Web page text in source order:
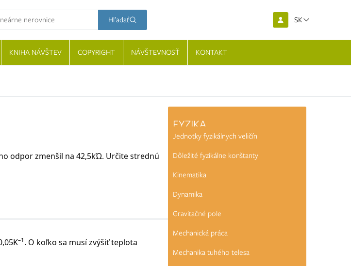
Hľadať SK
KNIHA NÁVŠTEV COPYRIGHT NÁVŠTEVNOSŤ KONTAKT
odpor zmenšil na 42,5kΏ. Určite strednú
–1. O koľko sa musí zvýšiť teplota
FYZIKA
Jednotky fyzikálnych veličín
Dôležité fyzikálne konštanty
Kinematika
Dynamika
Gravitačné pole
Mechanická práca
Mechanika tuhého telesa